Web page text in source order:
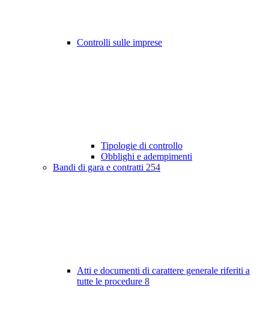
Controlli sulle imprese
Tipologie di controllo
Obblighi e adempimenti
Bandi di gara e contratti 254
Atti e documenti di carattere generale riferiti a
tutte le procedure 8